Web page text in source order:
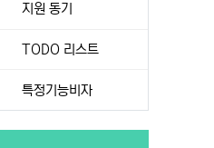
지원 동기
TODO 리스트
특정기능비자